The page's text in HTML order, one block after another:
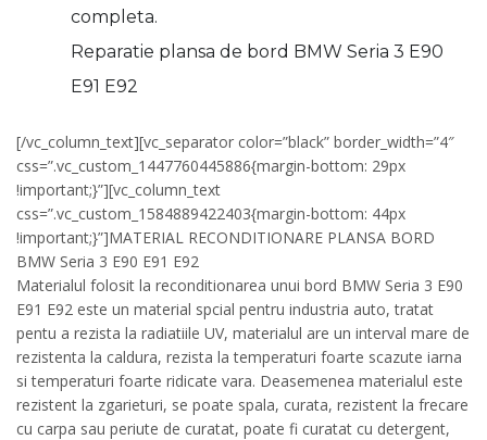
completa.
Reparatie plansa de bord BMW Seria 3 E90
E91 E92
[/vc_column_text][vc_separator color=”black” border_width=”4″
css=”.vc_custom_1447760445886{margin-bottom: 29px
!important;}”][vc_column_text
css=”.vc_custom_1584889422403{margin-bottom: 44px
!important;}”]MATERIAL RECONDITIONARE PLANSA BORD
BMW Seria 3 E90 E91 E92
Materialul folosit la reconditionarea unui bord BMW Seria 3 E90
E91 E92 este un material spcial pentru industria auto, tratat
pentu a rezista la radiatiile UV, materialul are un interval mare de
rezistenta la caldura, rezista la temperaturi foarte scazute iarna
si temperaturi foarte ridicate vara. Deasemenea materialul este
rezistent la zgarieturi, se poate spala, curata, rezistent la frecare
cu carpa sau periute de curatat, poate fi curatat cu detergent,